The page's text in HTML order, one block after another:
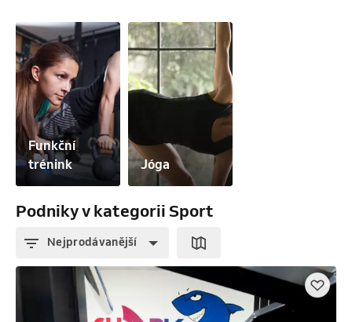
Funkční
trénink
Jóga
Podniky v kategorii Sport
Nejprodávanější